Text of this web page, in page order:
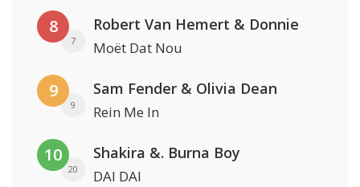
8
7
Robert Van Hemert & Donnie
Moët Dat Nou
9
9
Sam Fender & Olivia Dean
Rein Me In
10
20
Shakira &. Burna Boy
DAI DAI